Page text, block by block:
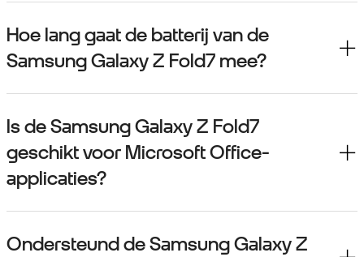
Hoe lang gaat de batterij van de
Samsung Galaxy Z Fold7 mee?
Is de Samsung Galaxy Z Fold7
geschikt voor Microsoft Office-
applicaties?
Ondersteund de Samsung Galaxy Z